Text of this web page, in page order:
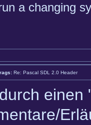
a changing
Re: Pascal SDL 2.0 Header
einen